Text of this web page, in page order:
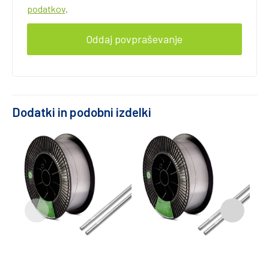
podatkov.
Dodatki in podobni izdelki